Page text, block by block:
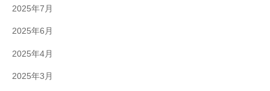
2025年7月
2025年6月
2025年4月
2025年3月